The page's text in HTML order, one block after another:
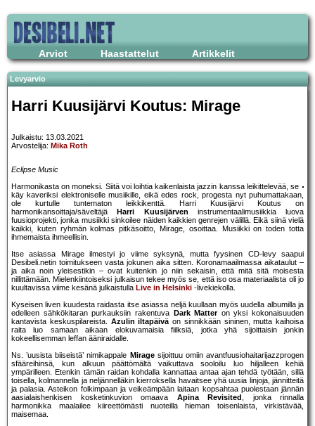
Arviot Haastattelut Artikkelit
Levyarvio
Harri Kuusijärvi Koutus: Mirage
Julkaistu: 13.03.2021
Arvostelija: Mika Roth
Eclipse Music
Harmonikasta on moneksi. Siitä voi loihtia kaikenlaista jazzin kanssa leikittelevää, se
käy kaveriksi elektroniselle musiikille, eikä edes rock, progesta nyt puhumattakaan,
ole kurtulle tuntematon leikkikenttä. Harri Kuusijärvi Koutus on
harmonikansoittaja/säveltäjä
Harri Kuusijärven instrumentaalimusiikkia luova
fuusioprojekti, jonka musiikki sinkoilee näiden kaikkien genrejen välillä. Eikä siinä vielä
kaikki, kuten ryhmän kolmas pitkäsoitto, Mirage, osoittaa. Musiikki on toden totta
ihmemaista ihmeellisin.
Itse asiassa Mirage ilmestyi jo viime syksynä, mutta fyysinen CD-levy saapui
Desibeli.netin toimitukseen vasta jokunen aika sitten. Koronamaailmassa aikataulut –
ja aika noin yleisestikin – ovat kuitenkin jo niin sekaisin, että mitä sitä moisesta
nillittämään. Mielenkiintoiseksi julkaisun tekee myös se, että iso osa materiaalista oli jo
kuultavissa viime kesänä julkaistulla Live in Helsinki -livekiekolla.
Kyseisen liven kuudesta raidasta itse asiassa neljä kuullaan myös uudella albumilla ja
edelleen sähkökitaran purkauksiin rakentuva
Dark Matteron yksi kokonaisuuden
kantavista keskuspilareista. Azulin iltapäiväon sinnikkään sininen, mutta kaihoisa
raita luo samaan aikaan elokuvamaisia fiilksiä, jotka yhä sijoittaisin jonkin
kokeellisemman leffan ääniraidalle.
Ns. ’uusista biiseistä’ nimikappale Miragesijoittuu omiin avantfuusiohaitarijazzprogen
sfääreihinsä, kun alkuun päättömältä vaikuttava sooloilu luo hiljalleen kehiä
ympärilleen. Etenkin tämän raidan kohdalla kannattaa antaa ajan tehdä työtään, sillä
toisella, kolmannella ja neljännelläkin kierroksella havaitsee yhä uusia linjoja, jännitteitä
ja palasia. Asteikon folkimpaan ja veikeämpään laitaan kopsahtaa puolestaan jännän
aasialaishenkisen kosketinkuvion omaava Apina Revisited , jonka rinnalla
harmonikka maalailee kiireettömästi nuoteilla hieman toisenlaista, virkistävää,
maisemaa.